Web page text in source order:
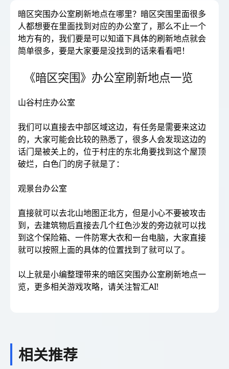
暗区突围办公室刷新地点在哪里？暗区突围里面很多
人都想要在里面找到对应的办公室了，那么不止一个
地方有的，我们要是可以知道下具体的刷新地点就会
简单很多，要是大家要是没找到的话来看看吧！
《暗区突围》办公室刷新地点一览
山谷村庄办公室
我们可以直接去中部区域这边，有任务是需要来这边
的，大家可能会比较的熟悉了，很多人会发现这边的
话门是被关上的，位于村庄的东北角要找到这个屋顶
破烂，白色门的房子就是了：
观景台办公室
直接就可以去北山地图正北方，但是小心不要被攻击
到，去建筑物后直接去几个红色沙发的旁边就可以找
到这个保险箱、一件防寒大衣和一台电脑，大家直接
就可以按照上面的具体的位置找到了就可以了。
以上就是小编整理带来的暗区突围办公室刷新地点一
览，更多相关游戏攻略，请关注智汇AI!
相关推荐